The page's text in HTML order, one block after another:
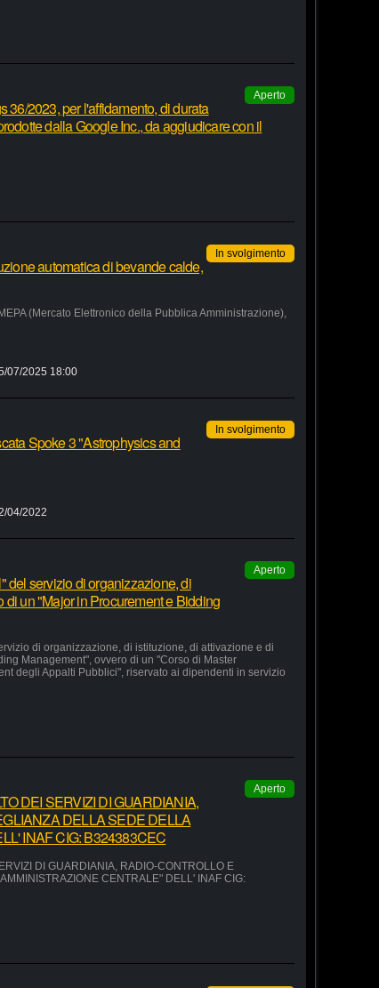
Aperto
36/2023, per l'affidamento, di durata
dalla Google Inc., da aggiudicare con il
In svolgimento
automatica di bevande calde,
(Mercato Elettronico della Pubblica Amministrazione),
07/2025 18:00
In svolgimento
Spoke 3 "Astrophysics and
04/2022
Aperto
del servizio di organizzazione, di
di un "Major in Procurement e Bidding
di organizzazione, di istituzione, di attivazione e di
Management", ovvero di un "Corso di Master
degli Appalti Pubblici", riservato ai dipendenti in servizio
Aperto
DEI SERVIZI DI GUARDIANIA,
DELLA SEDE DELLA
INAF CIG: B324383CEC
DI GUARDIANIA, RADIO-CONTROLLO E
CENTRALE" DELL' INAF CIG: